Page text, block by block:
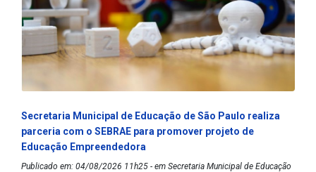
Secretaria Municipal de Educação de São Paulo realiza
parceria com o SEBRAE para promover projeto de
Educação Empreendedora
Publicado em: 04/08/2026 11h25 - em Secretaria Municipal de Educação